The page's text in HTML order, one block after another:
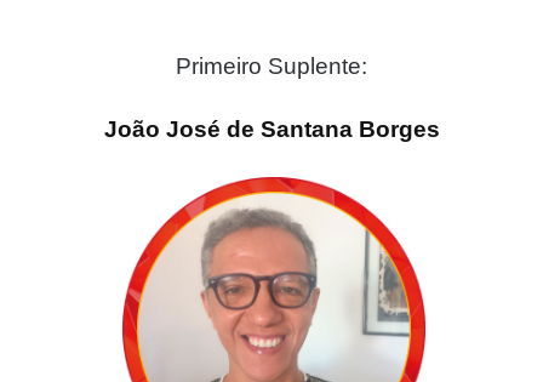
Primeiro Suplente:
João José de Santana Borges